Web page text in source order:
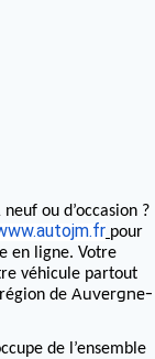
neuf ou d’occasion ?
pour
en ligne. Votre
véhicule partout
de Auvergne-
de l’ensemble